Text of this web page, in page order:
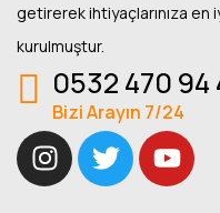
getirerek ihtiyaçlarınıza en
kurulmuştur.
0532 470 94
Bizi Arayın 7/24